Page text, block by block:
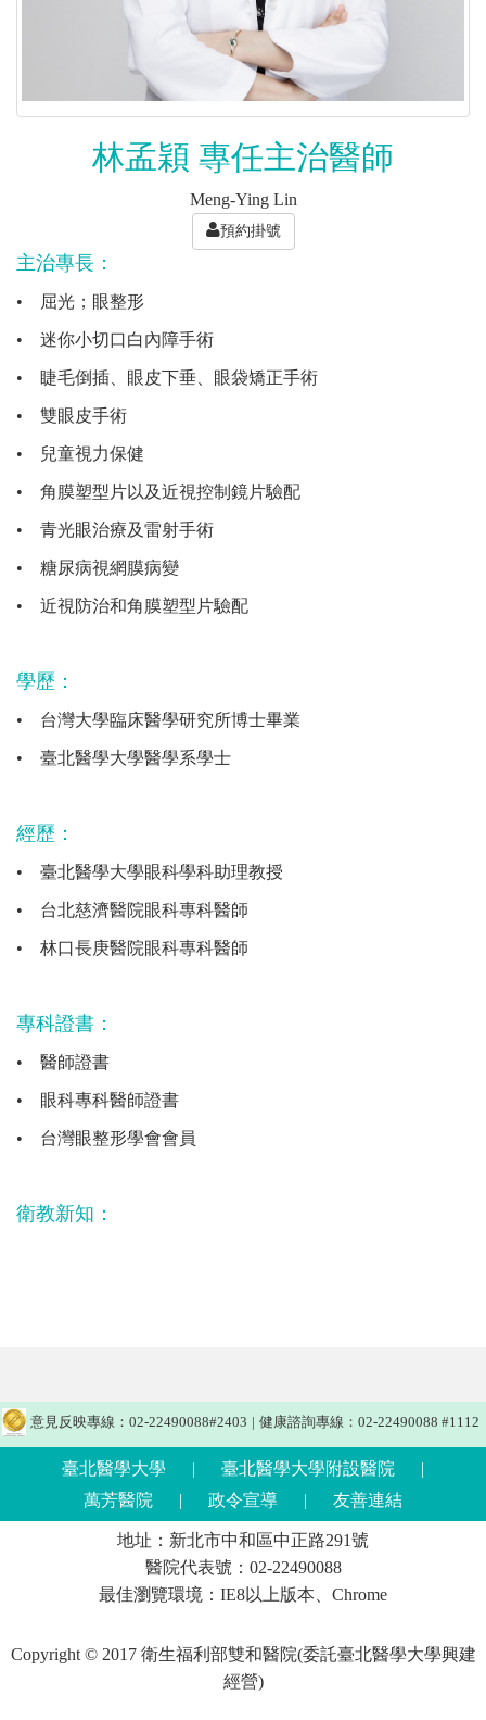
林孟穎 專任主治醫師
Meng-Ying Lin
預約掛號
主治專長：
• 屈光；眼整形
• 迷你小切口白內障手術
• 睫毛倒插、眼皮下垂、眼袋矯正手術
• 雙眼皮手術
• 兒童視力保健
• 角膜塑型片以及近視控制鏡片驗配
• 青光眼治療及雷射手術
• 糖尿病視網膜病變
• 近視防治和角膜塑型片驗配
學歷：
• 台灣大學臨床醫學研究所博士畢業
• 臺北醫學大學醫學系學士
經歷：
• 臺北醫學大學眼科學科助理教授
• 台北慈濟醫院眼科專科醫師
• 林口長庚醫院眼科專科醫師
專科證書：
• 醫師證書
• 眼科專科醫師證書
• 台灣眼整形學會會員
衛教新知：
意見反映專線：02-22490088#2403 | 健康諮詢專線：02-22490088 #1112
臺北醫學大學 | 臺北醫學大學附設醫院
|
萬芳醫院
| 政令宣導 | 友善連結
地址：新北市中和區中正路291號
醫院代表號：02-22490088
最佳瀏覽環境：IE8以上版本、Chrome
Copyright © 2017 衛生福利部雙和醫院(委託臺北醫學大學興建
經營)